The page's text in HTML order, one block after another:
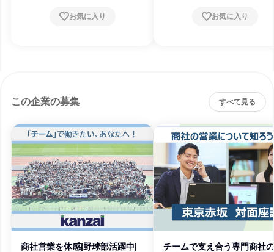
お気に入り お気に入り
この企業の募集 すべて見る
商社営業を体感|野球部活躍中|
チームで支え合う専門商社